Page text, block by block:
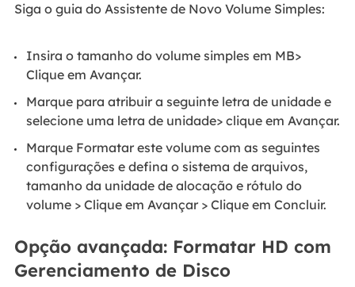
Siga o guia do Assistente de Novo Volume Simples:
Insira o tamanho do volume simples em MB>
Clique em Avançar.
Marque para atribuir a seguinte letra de unidade e
selecione uma letra de unidade> clique em Avançar.
Marque Formatar este volume com as seguintes
configurações e defina o sistema de arquivos,
tamanho da unidade de alocação e rótulo do
volume > Clique em Avançar > Clique em Concluir.
Opção avançada: Formatar HD com
Gerenciamento de Disco